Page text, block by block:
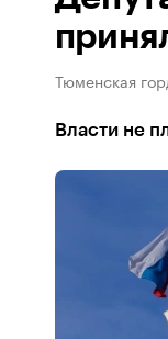
Тюменская
Власти не